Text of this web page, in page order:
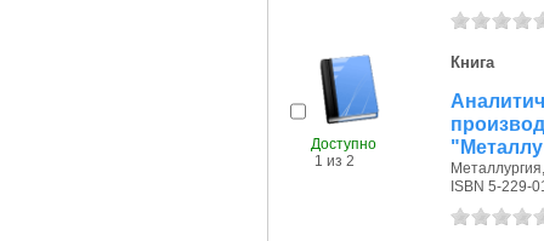
Доступно
1 из 2
Книга
ISBN 5-229-